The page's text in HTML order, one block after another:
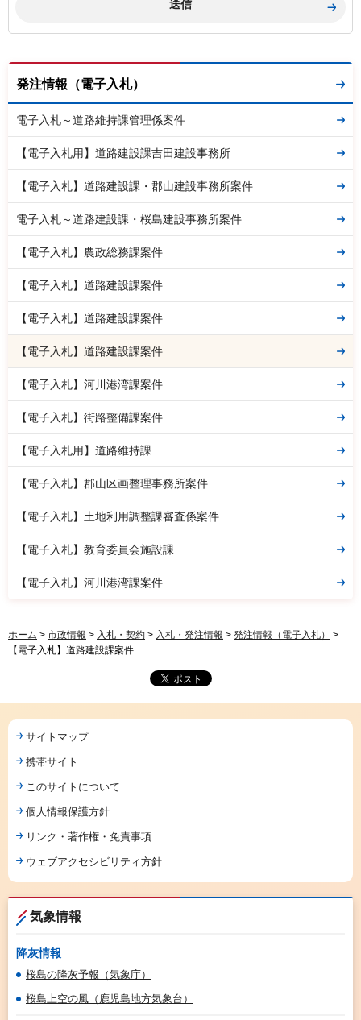
発注情報（電子入札）
電子入札～道路維持課管理係案件
【電子入札用】道路建設課吉田建設事務所
【電子入札】道路建設課・郡山建設事務所案件
電子入札～道路建設課・桜島建設事務所案件
【電子入札】農政総務課案件
【電子入札】道路建設課案件
【電子入札】道路建設課案件
【電子入札】道路建設課案件
【電子入札】河川港湾課案件
【電子入札】街路整備課案件
【電子入札用】道路維持課
【電子入札】郡山区画整理事務所案件
【電子入札】土地利用調整課審査係案件
【電子入札】教育委員会施設課
【電子入札】河川港湾課案件
ホーム > 市政情報 > 入札・契約 > 入札・発注情報 > 発注情報（電子入札）
>
【電子入札】道路建設課案件
サイトマップ
携帯サイト
このサイトについて
個人情報保護方針
リンク・著作権・免責事項
ウェブアクセシビリティ方針
気象情報
降灰情報
桜島の降灰予報（気象庁）
桜島上空の風（鹿児島地方気象台）